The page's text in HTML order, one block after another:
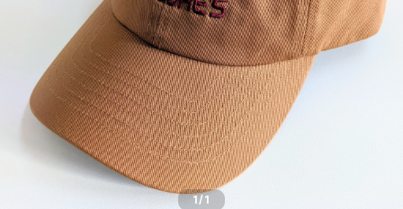
1/1